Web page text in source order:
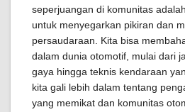
seperjuangan di komunitas
untuk menyegarkan pikiran dan
persaudaraan. Kita bisa
dalam dunia otomotif, mulai dari
gaya hingga teknis kendaraan
kita gali lebih dalam tentang
yang memikat dan komunitas